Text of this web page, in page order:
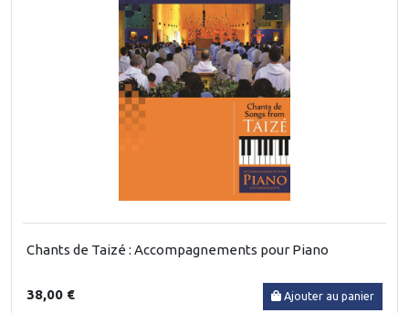
Chants de Taizé : Accompagnements pour Piano
38,00 € Ajouter au panier